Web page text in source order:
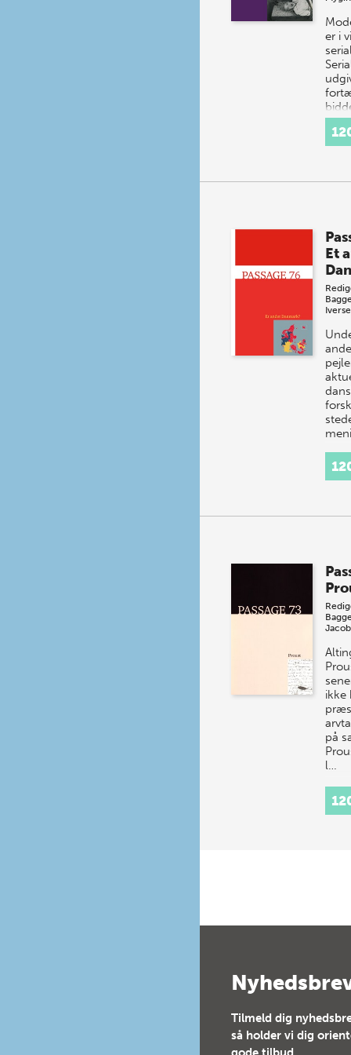
er i
ofte
Et
ikke
på
l…
Tilmeld dig
så holder vi dig